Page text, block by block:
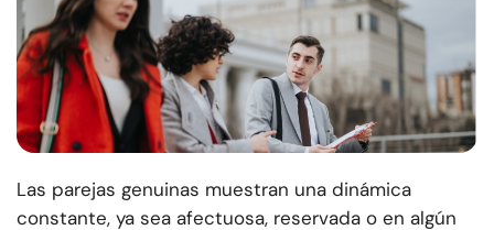
Las parejas genuinas muestran una dinámica
constante, ya sea afectuosa, reservada o en algún